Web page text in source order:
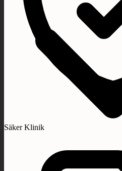
Säker Klinik